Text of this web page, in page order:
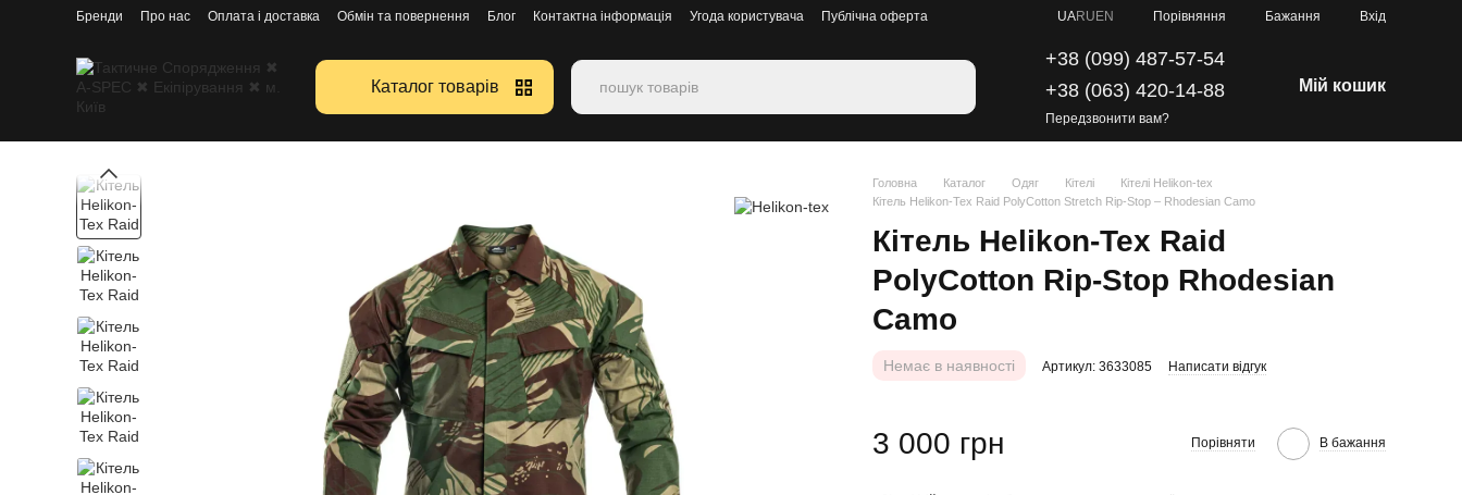
Перейти к основному контенту
Бренди Про нас Оплата і доставка Обмін та повернення Блог Контактна інформація Угода користувача Публічна оферта UARU EN Порівняння Бажання Вхід
Каталог товарів
+38 (099) 487-57-54
+38 (063) 420-14-88
Передзвонити вам?
Мій кошик
Головна Каталог Одяг Кітелі
Кітелі Helikon-tex
Кітель Helikon-Tex Raid PolyCotton Stretch Rip-Stop – Rhodesian Camo
Кітель Helikon-Tex Raid
PolyCotton Rip-Stop Rhodesian
Camo
Немає в наявності Артикул: 3633085 Написати відгук
3 000 грн Порівняти В бажання